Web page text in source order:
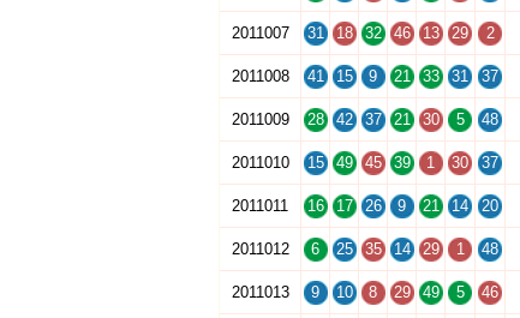
2011007 31 18 32 46 13 29 2
2011008 41 15 9 21 33 31 37
2011009 28 42 37 21 30 5 48
2011010 15 49 45 39 1 30 37
2011011 16 17 26 9 21 14 20
2011012 6 25 35 14 29 1 48
2011013 9 10 8 29 49 5 46